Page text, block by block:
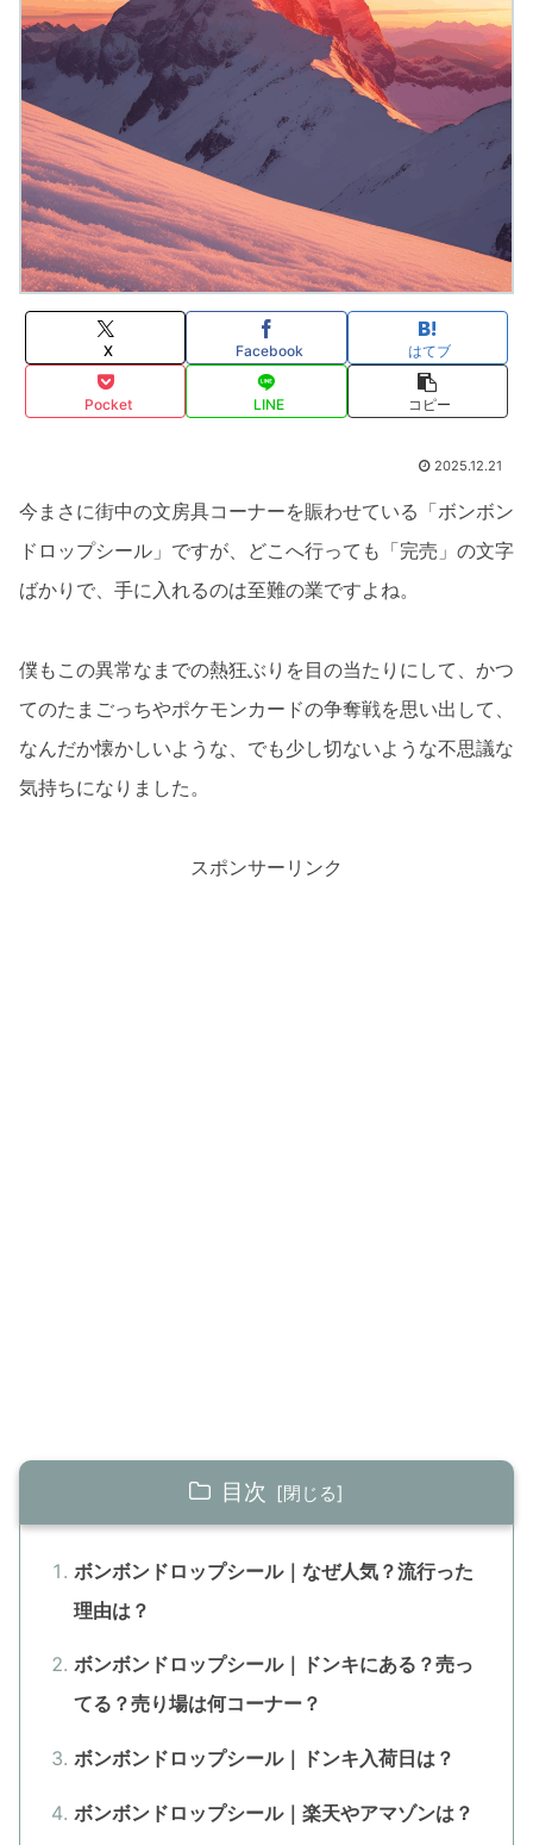
X Facebook はてブ
Pocket LINE コピー
2025.12.21
今まさに街中の文房具コーナーを賑わせている「ボンボン
ドロップシール」ですが、どこへ行っても「完売」の文字
ばかりで、手に入れるのは至難の業ですよね。
僕もこの異常なまでの熱狂ぶりを目の当たりにして、かつ
てのたまごっちやポケモンカードの争奪戦を思い出して、
なんだか懐かしいような、でも少し切ないような不思議な
気持ちになりました。
スポンサーリンク
目次
ボンボンドロップシール｜なぜ人気？流行った
理由は？
ボンボンドロップシール｜ドンキにある？売っ
てる？売り場は何コーナー？
ボンボンドロップシール｜ドンキ入荷日は？
ボンボンドロップシール｜楽天やアマゾンは？